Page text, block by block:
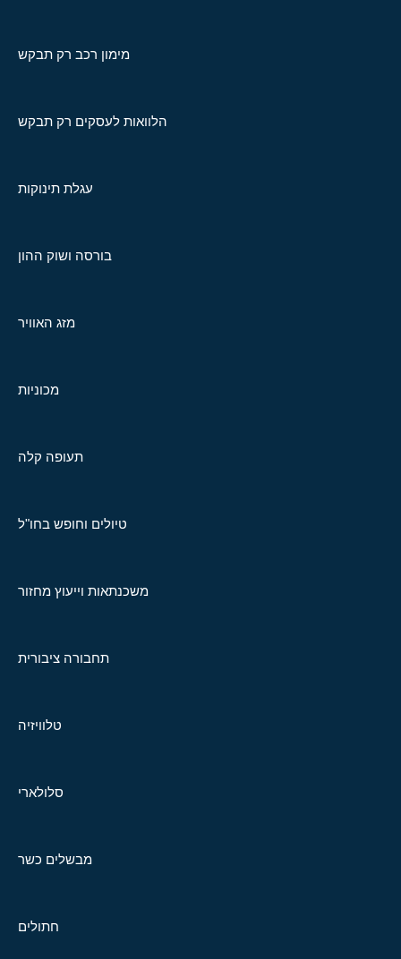
מימון רכב רק תבקש
הלוואות לעסקים רק תבקש
עגלת תינוקות
בורסה ושוק ההון
מזג האוויר
מכוניות
תעופה קלה
טיולים וחופש בחו"ל
משכנתאות וייעוץ מחזור
תחבורה ציבורית
טלוויזיה
סלולארי
מבשלים כשר
חתולים